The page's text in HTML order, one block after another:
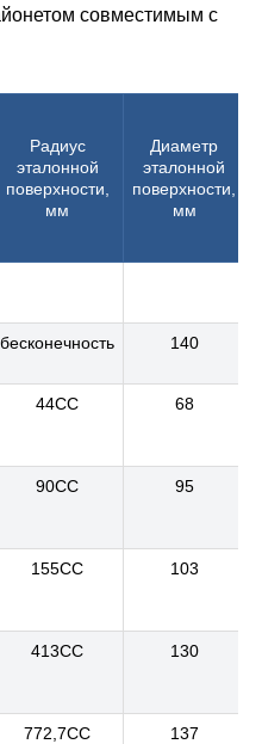
совместимым с
Радиус
эталонной
поверхности,
мм
Диаметр
эталонной
поверхности,
мм
бесконечность 140
44CC 68
90CC 95
155CC 103
413CC 130
772,7CC 137